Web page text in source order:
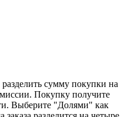
сумму покупки на
Покупку получите
Выберите "Долями" как